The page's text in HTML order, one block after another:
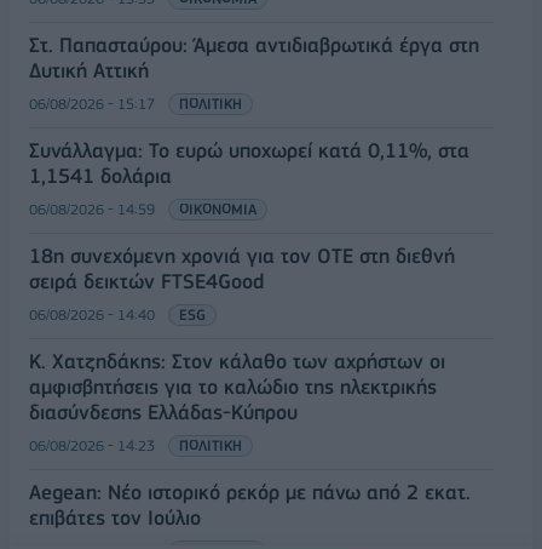
Στ. Παπασταύρου: Άμεσα αντιδιαβρωτικά έργα στη
Δυτική Αττική
06/08/2026 - 15:17 ΠΟΛΙΤΙΚΗ
Συνάλλαγμα: Το ευρώ υποχωρεί κατά 0,11%, στα
1,1541 δολάρια
06/08/2026 - 14:59 ΟΙΚΟΝΟΜΙΑ
18η συνεχόμενη χρονιά για τον ΟΤΕ στη διεθνή
σειρά δεικτών FTSE4Good
06/08/2026 - 14:40 ESG
Κ. Χατζηδάκης: Στον κάλαθο των αχρήστων οι
αμφισβητήσεις για το καλώδιο της ηλεκτρικής
διασύνδεσης Ελλάδας-Κύπρου
06/08/2026 - 14:23 ΠΟΛΙΤΙΚΗ
Aegean: Νέο ιστορικό ρεκόρ με πάνω από 2 εκατ.
επιβάτες τον Ιούλιο